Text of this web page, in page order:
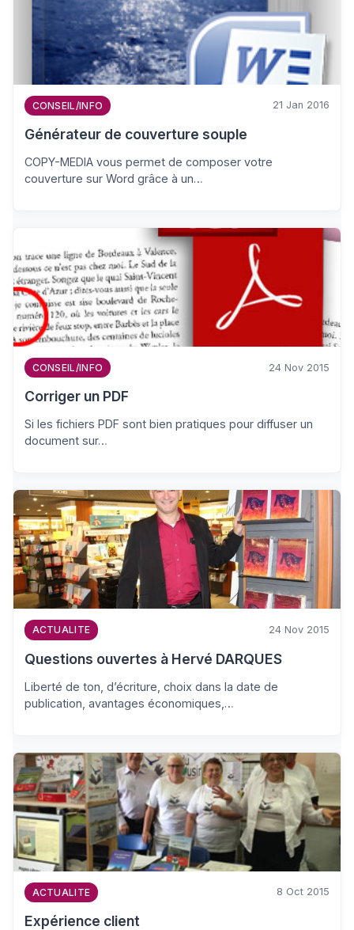
CONSEIL/INFO 21 Jan 2016
Générateur de couverture souple
COPY-MEDIA vous permet de composer votre
couverture sur Word grâce à un…
CONSEIL/INFO 24 Nov 2015
Corriger un PDF
Si les fichiers PDF sont bien pratiques pour diffuser un
document sur…
ACTUALITE 24 Nov 2015
Questions ouvertes à Hervé DARQUES
Liberté de ton, d’écriture, choix dans la date de
publication, avantages économiques,…
ACTUALITE 8 Oct 2015
Expérience client